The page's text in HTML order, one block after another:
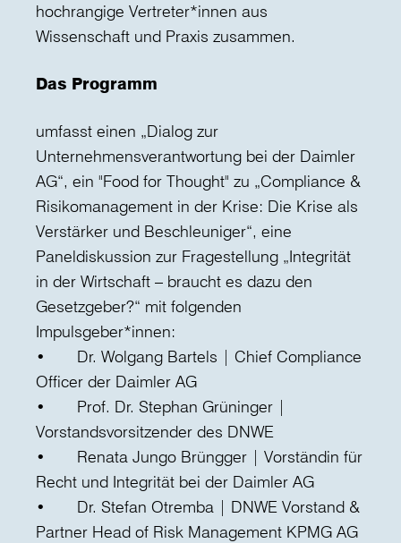
hochrangige Vertreter*innen aus
Wissenschaft und Praxis zusammen.
Das Programm
umfasst einen „Dialog zur
Unternehmensverantwortung bei der Daimler
AG“, ein "Food for Thought" zu „Compliance &
Risikomanagement in der Krise: Die Krise als
Verstärker und Beschleuniger“, eine
Paneldiskussion zur Fragestellung „Integrität
in der Wirtschaft – braucht es dazu den
Gesetzgeber?“ mit folgenden
Impulsgeber*innen:
• Dr. Wolgang Bartels | Chief Compliance
Officer der Daimler AG
• Prof. Dr. Stephan Grüninger |
Vorstandsvorsitzender des DNWE
• Renata Jungo Brüngger | Vorständin für
Recht und Integrität bei der Daimler AG
• Dr. Stefan Otremba | DNWE Vorstand &
Partner Head of Risk Management KPMG AG